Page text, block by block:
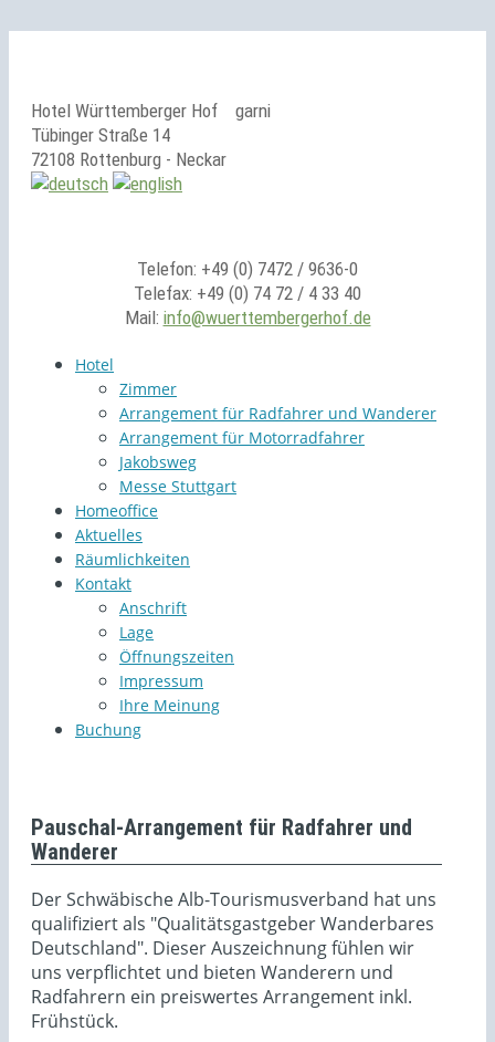
Hotel Württemberger Hof
garni
Tübinger Straße 14
72108 Rottenburg - Neckar
Telefon: +49 (0) 7472 / 9636-0
Telefax: +49 (0) 74 72 / 4 33 40
Mail: info@wuerttembergerhof.de
Hotel
Zimmer
Arrangement für Radfahrer und Wanderer
Arrangement für Motorradfahrer
Jakobsweg
Messe Stuttgart
Homeoffice
Aktuelles
Räumlichkeiten
Kontakt
Anschrift
Lage
Öffnungszeiten
Impressum
Ihre Meinung
Buchung
Pauschal-Arrangement für Radfahrer und
Wanderer
Der Schwäbische Alb-Tourismusverband hat uns
qualifiziert als "Qualitätsgastgeber Wanderbares
Deutschland". Dieser Auszeichnung fühlen wir
uns verpflichtet und bieten Wanderern und
Radfahrern ein preiswertes Arrangement inkl.
Frühstück.